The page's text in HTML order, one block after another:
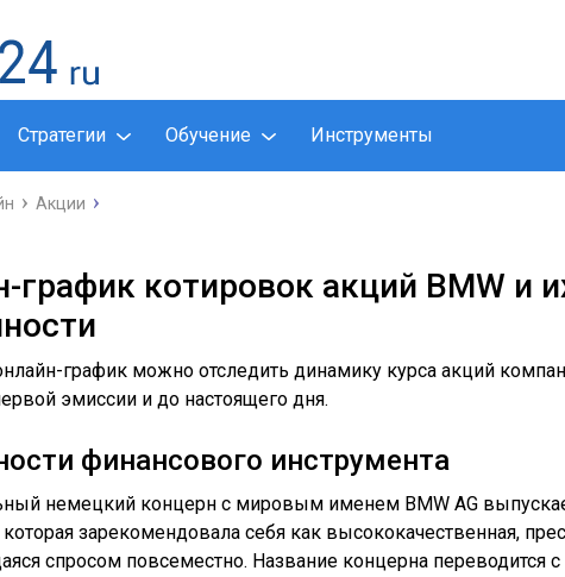
Стратегии Обучение Инструменты
Акции
график котировок акций BMW и
график можно отследить динамику курса акций
эмиссии и до настоящего дня.
финансового инструмента
немецкий концерн с мировым именем BMW AG
зарекомендовала себя как высококачественная,
спросом повсеместно. Название концерна переводится